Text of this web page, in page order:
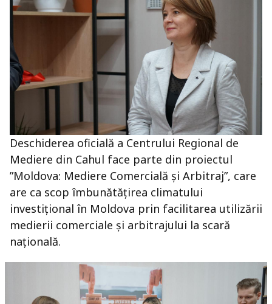
Deschiderea oficială a Centrului Regional de
Mediere din Cahul face parte din proiectul
”Moldova: Mediere Comercială și Arbitraj”, care
are ca scop îmbunătățirea climatului
investițional în Moldova prin facilitarea utilizării
medierii comerciale și arbitrajului la scară
națională.